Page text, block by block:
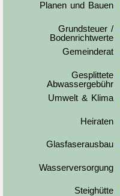
Planen und Bauen
Grundsteuer /
Bodenrichtwerte
Gemeinderat
Gesplittete
Abwassergebühr
Umwelt & Klima
Heiraten
Glasfaserausbau
Wasserversorgung
Steighütte